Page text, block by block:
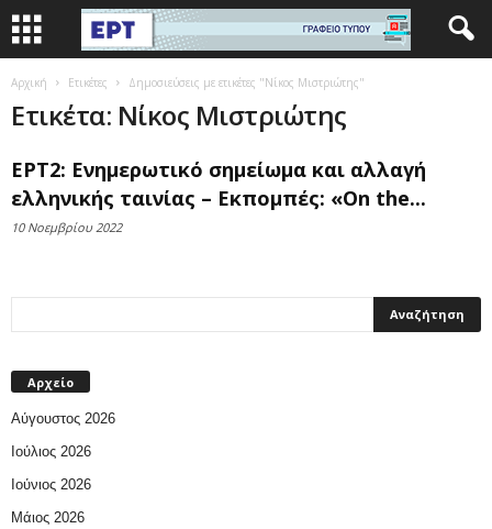
Αρχική Ετικέτες Δημοσιεύσεις με ετικέτες "Νίκος Μιστριώτης"
Ετικέτα: Νίκος Μιστριώτης
ΕΡΤ2: Ενημερωτικό σημείωμα και αλλαγή
ελληνικής ταινίας – Εκπομπές: «On the...
10 Νοεμβρίου 2022
Αρχείο
Αύγουστος 2026
Ιούλιος 2026
Ιούνιος 2026
Μάιος 2026